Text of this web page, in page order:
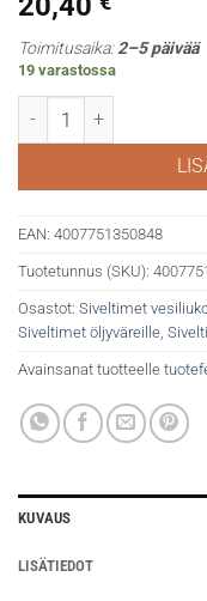
Toimitusaika:2–5 päivää
19 varastossa
Marabu Fino
EAN: 4007751350848
Tuotetunnus (SKU):
Osastot: Siveltimet
Siveltimet öljyväreille,
Avainsanat tuotteelle
KUVAUS
LISÄTIEDOT